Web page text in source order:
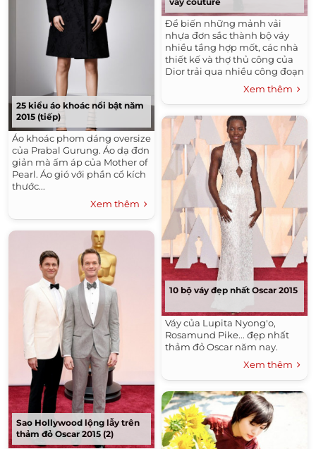
25 kiểu áo khoác nổi bật năm
2015 (tiếp)
Áo khoác phom dáng oversize
của Prabal Gurung. Áo dạ đơn
giản mà ấm áp của Mother of
Pearl. Áo gió với phần cổ kích
thước...
Xem thêm
Sao Hollywood lộng lẫy trên
thảm đỏ Oscar 2015 (2)
Để biến những mảnh vải
nhựa đơn sắc thành bộ váy
nhiều tầng hợp mốt, các nhà
thiết kế và thợ thủ công của
Dior trải qua nhiều công đoạn
Xem thêm
10 bộ váy đẹp nhất Oscar 2015
Váy của Lupita Nyong'o,
Rosamund Pike... đẹp nhất
thảm đỏ Oscar năm nay.
Xem thêm